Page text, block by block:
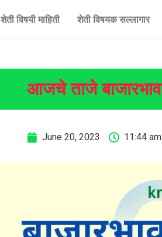
शेती विषयी माहिती शेती विषयक सल्लागार
आजचे ताजे बाजारभाव
June 20, 2023 11:44 am